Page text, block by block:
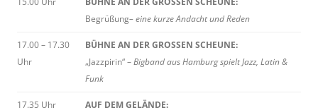
Begrüßung– eine kurze Andacht und Reden
17.00 – 17.30
Uhr
BÜHNE AN DER GROSSEN SCHEUNE:
„Jazzpirin“ –Bigband aus Hamburg spielt Jazz, Latin &
Funk
17.35 Uhr
AUF DEM GELÄNDE: